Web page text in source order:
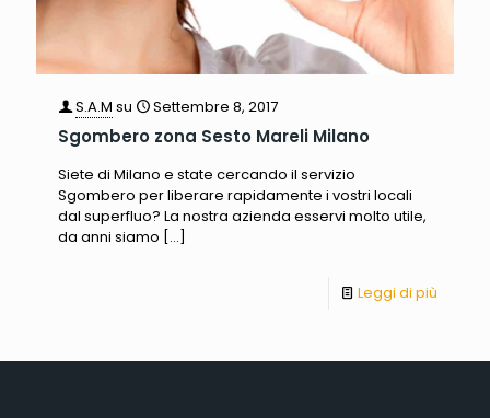
S.A.M su Settembre 8, 2017
Sgombero zona Sesto Mareli Milano
Siete di Milano e state cercando il servizio
Sgombero per liberare rapidamente i vostri locali
dal superfluo? La nostra azienda esservi molto utile,
da anni siamo […]
Leggi di più